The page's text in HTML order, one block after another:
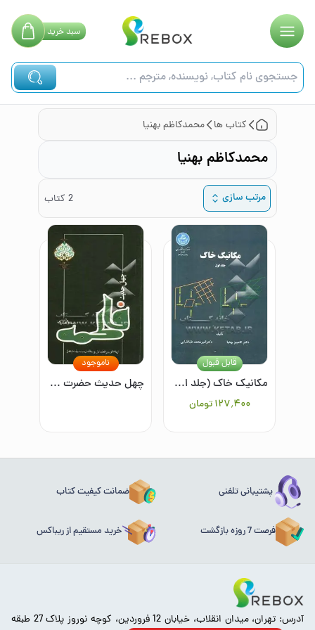
سبدخرید
کتاب ها محمدکاظم بهنیا
محمدکاظم بهنیا
مرتب سازی 2 کتاب
مکانیک خاک (جلد اول)
۱۲۷٬۴۰۰ تومان
قابل قبول
چهل حدیث حضرت زهرا (س)
ناموجود
پشتیبانی تلفنی ضمانت کیفیت کتاب
فرصت 7 روزه بازگشت خرید مستقیم از ریباکس
آدرس: تهران، میدان انقلاب، خیابان 12 فروردین، کوچه نوروز پلاک 27 طبقه